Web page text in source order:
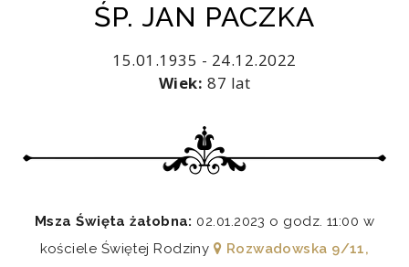
ŚP. JAN PACZKA
15.01.1935 - 24.12.2022
Wiek: 87 lat
Msza Święta żałobna: 02.01.2023 o godz. 11:00 w
kościele Świętej Rodziny
Rozwadowska 9/11,